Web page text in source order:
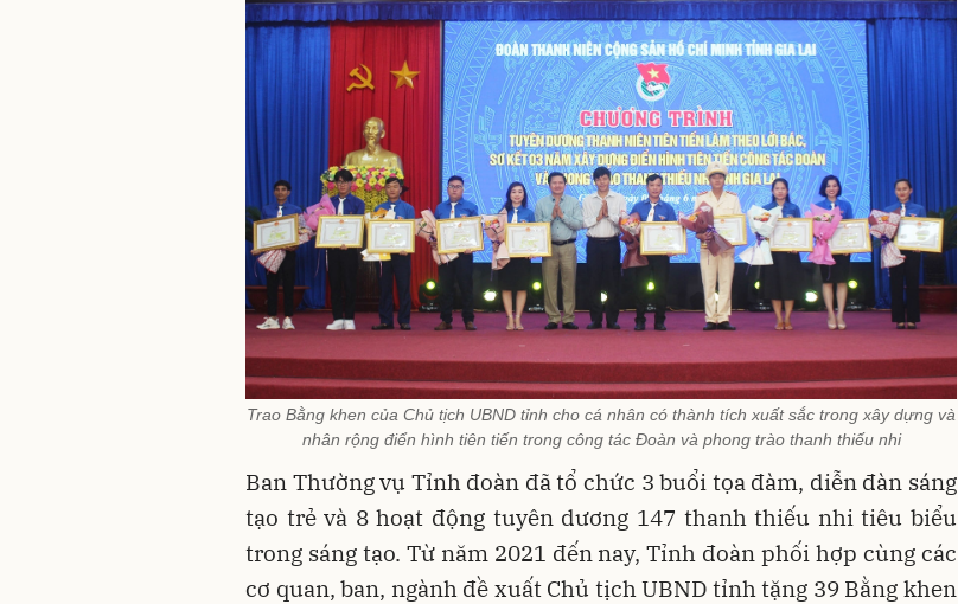
Trao Bằng khen của Chủ tịch UBND tỉnh cho cá nhân có thành tích xuất sắc trong xây dựng và
nhân rộng điển hình tiên tiến trong công tác Đoàn và phong trào thanh thiếu nhi
Ban Thường vụ Tỉnh đoàn đã tổ chức 3 buổi tọa đàm, diễn đàn sáng
tạo trẻ và 8 hoạt động tuyên dương 147 thanh thiếu nhi tiêu biểu
trong sáng tạo. Từ năm 2021 đến nay, Tỉnh đoàn phối hợp cùng các
cơ quan, ban, ngành đề xuất Chủ tịch UBND tỉnh tặng 39 Bằng khen